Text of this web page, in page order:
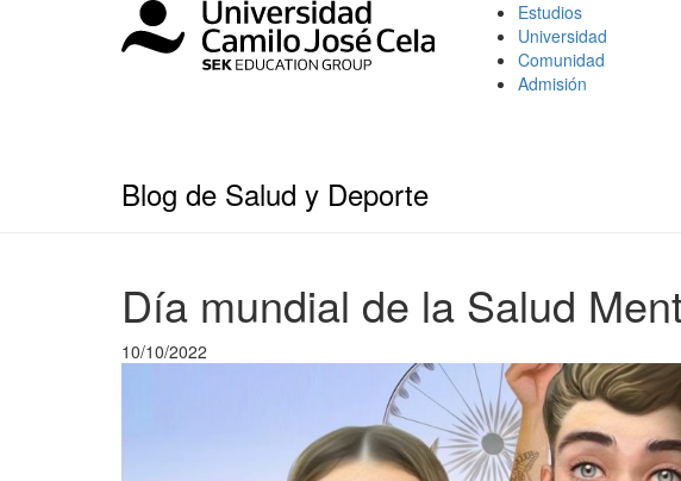
Estudios
Universidad
Comunidad
Admisión
Blog de Salud y Deporte
Día mundial de la Salud
10/10/2022